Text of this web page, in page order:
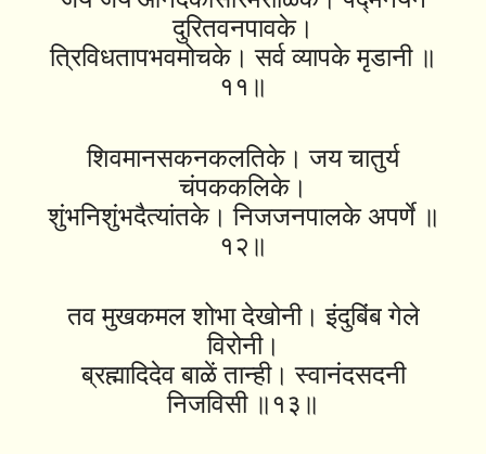
दुरितवनपावके।
त्रिविधतापभवमोचके। सर्व व्यापके मृडानी ॥
११॥
शिवमानसकनकलतिके। जय चातुर्य
चंपककलिके।
शुंभनिशुंभदैत्यांतके। निजजनपालके अपर्णे ॥
१२॥
तव मुखकमल शोभा देखोनी। इंदुबिंब गेले
विरोनी।
ब्रह्मादिदेव बाळें तान्ही। स्वानंदसदनी
निजविसी ॥१३॥